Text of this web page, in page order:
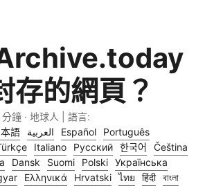
存的網頁？
分鐘 · 地球人 | 語言:
語 العربية Español
Português
Italiano Русский 한국어
Čeština
Dansk Suomi Polski Українська
Ελληνικά Hrvatski ไทย हिंदी বাংলা